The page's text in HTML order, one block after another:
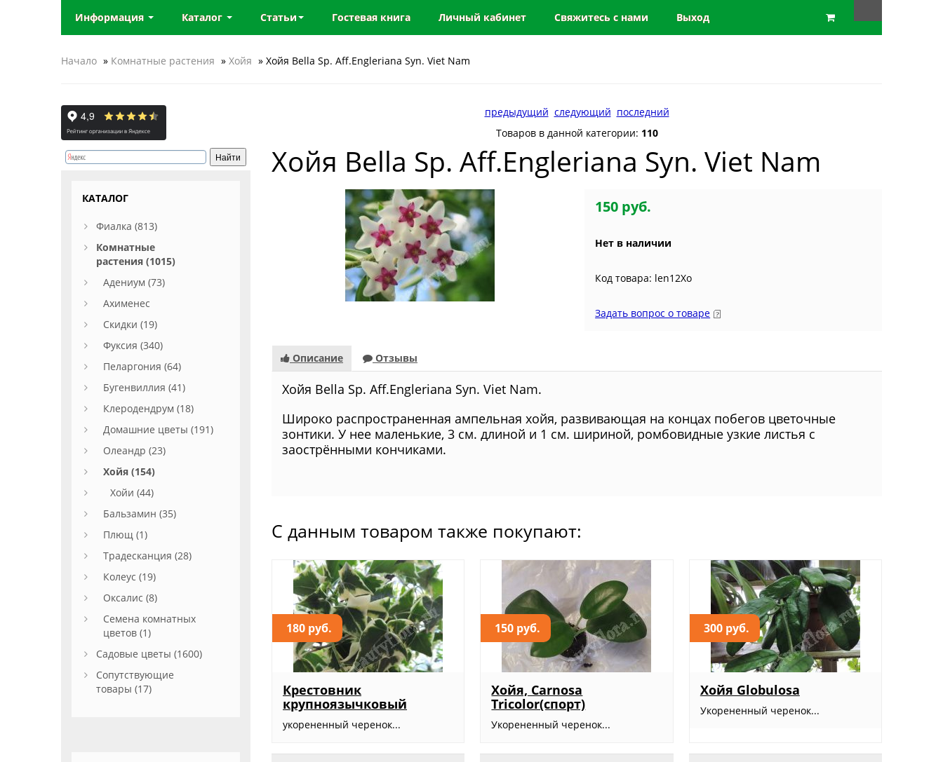
Информация Каталог Статьи Гостевая книга Личный кабинет Свяжитесь с нами Выход
Начало » Комнатные растения » Хойя » Хойя Bella Sp. Aff.Engleriana Syn. Viet Nam
предыдущий следующий последний
Товаров в данной категории: 110
Хойя Bella Sp. Aff.Engleriana Syn. Viet Nam
150 руб.
Нет в наличии
Код товара: len12Xo
Задать вопрос о товаре
Описание Отзывы
Хойя Bella Sp. Aff.Engleriana Syn. Viet Nam.
Широко распространенная ампельная хойя, развивающая на концах побегов цветочные
зонтики. У нее маленькие, 3 см. длиной и 1 см. шириной, ромбовидные узкие листья с
заострёнными кончиками.
С данным товаром также покупают:
180 руб.
Крестовник
крупноязычковый
укорененный черенок...
150 руб.
Хойя, Carnosa
Tricolor(спорт)
Укорененный черенок...
300 руб.
Хойя Globulosa
Укорененный черенок...
КАТАЛОГ
Фиалка (813)
Комнатные
растения (1015)
Адениум (73)
Ахименес
Скидки (19)
Фуксия (340)
Пеларгония (64)
Бугенвиллия (41)
Клеродендрум (18)
Домашние цветы (191)
Олеандр (23)
Хойя (154)
Хойи (44)
Бальзамин (35)
Плющ (1)
Традесканция (28)
Колеус (19)
Оксалис (8)
Семена комнатных
цветов (1)
Садовые цветы (1600)
Сопутствующие
товары (17)